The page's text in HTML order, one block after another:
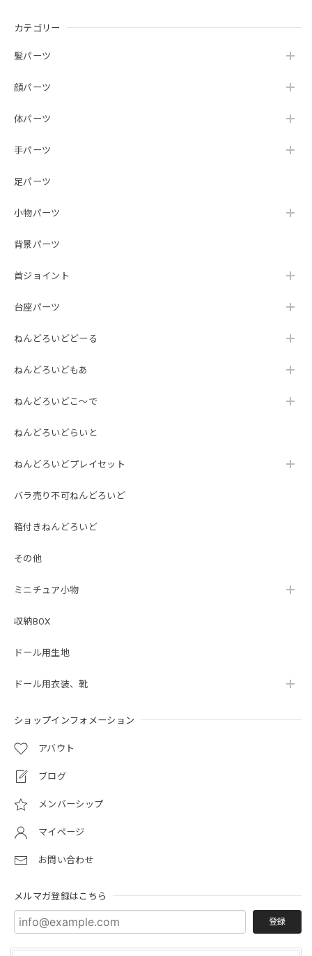
カテゴリー
髪パーツ
顔パーツ
体パーツ
手パーツ
足パーツ
小物パーツ
背景パーツ
首ジョイント
台座パーツ
ねんどろいどどーる
ねんどろいどもあ
ねんどろいどこ～で
ねんどろいどらいと
ねんどろいどプレイセット
バラ売り不可ねんどろいど
箱付きねんどろいど
その他
ミニチュア小物
収納BOX
ドール用生地
ドール用衣装、靴
ショップインフォメーション
アバウト
ブログ
メンバーシップ
マイページ
お問い合わせ
メルマガ登録はこちら
登録